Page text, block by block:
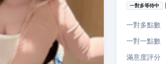
一對多等待中
一對多點數
一對一點數
滿意度評分